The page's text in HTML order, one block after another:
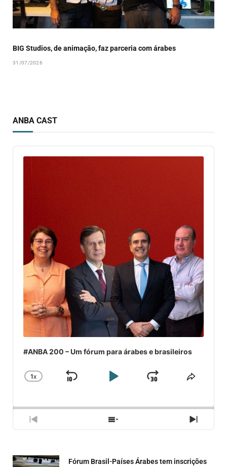
BIG Studios, de animação, faz parceria com árabes
31/07/2026
ANBA CAST
Audio
Player
#ANBA 200 – Um fórum para árabes e brasileiros
CHANGE
1X
SKIP
PLAYJUMP
PREVIOUS
SHOW
NEXT
Fórum Brasil-Países Árabes tem inscrições